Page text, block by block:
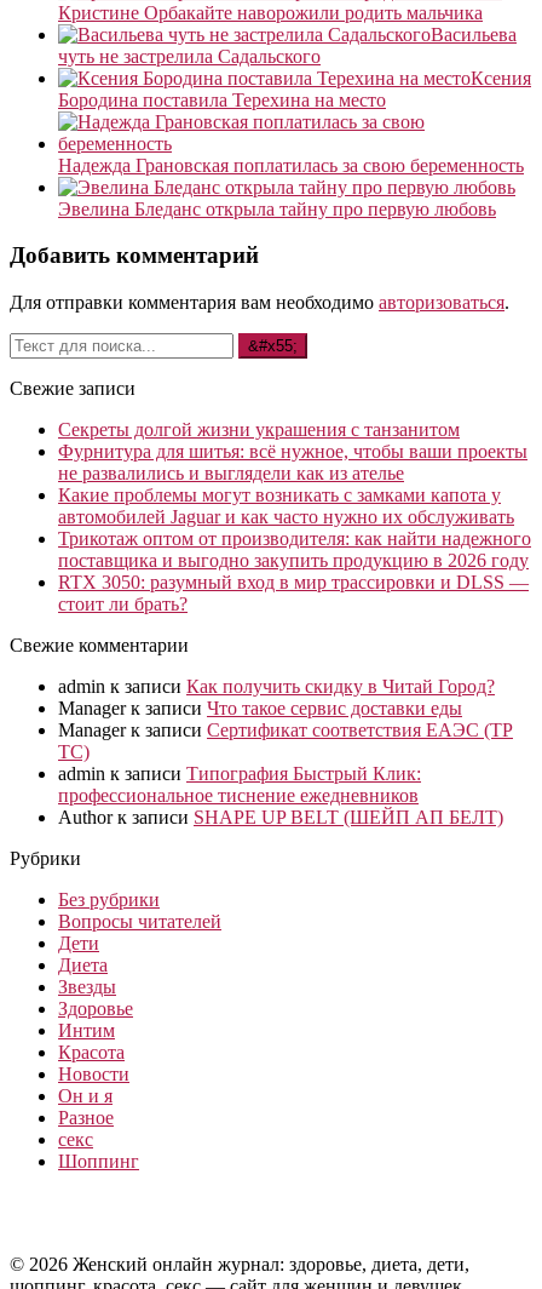
Кристине Орбакайте наворожили родить мальчика
Васильева
чуть не застрелила Садальского
Ксения
Бородина поставила Терехина на место
Надежда Грановская поплатилась за свою беременность
Эвелина Бледанс открыла тайну про первую любовь
Добавить комментарий
Для отправки комментария вам необходимо авторизоваться.
Свежие записи
Секреты долгой жизни украшения с танзанитом
Фурнитура для шитья: всё нужное, чтобы ваши проекты
не развалились и выглядели как из ателье
Какие проблемы могут возникать с замками капота у
автомобилей Jaguar и как часто нужно их обслуживать
Трикотаж оптом от производителя: как найти надежного
поставщика и выгодно закупить продукцию в 2026 году
RTX 3050: разумный вход в мир трассировки и DLSS —
стоит ли брать?
Свежие комментарии
admin к записи Как получить скидку в Читай Город?
Managerк записи Что такое сервис доставки еды
Managerк записи Сертификат соответствия ЕАЭС (ТР
ТС)
admin к записи Типография Быстрый Клик:
профессиональное тиснение ежедневников
Authorк записи SHAPE UP BELT (ШЕЙП АП БЕЛТ)
Рубрики
Без рубрики
Вопросы читателей
Дети
Диета
Звезды
Здоровье
Интим
Красота
Новости
Он и я
Разное
секс
Шоппинг
© 2026 Женский онлайн журнал: здоровье, диета, дети,